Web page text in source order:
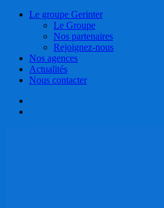
Le groupe Gerinter
Le Groupe
Nos partenaires
Rejoignez-nous
Nos agences
Actualités
Nous contacter